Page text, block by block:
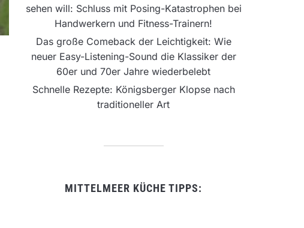
sehen will: Schluss mit Posing-Katastrophen bei
Handwerkern und Fitness-Trainern!
Das große Comeback der Leichtigkeit: Wie
neuer Easy-Listening-Sound die Klassiker der
60er und 70er Jahre wiederbelebt
Schnelle Rezepte: Königsberger Klopse nach
traditioneller Art
MITTELMEER KÜCHE TIPPS: